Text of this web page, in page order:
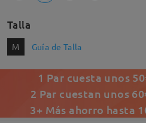
Talla
M Guía de Talla
1 Par cuesta unos
2 Par cuestan unos
3+ Más ahorro hasta